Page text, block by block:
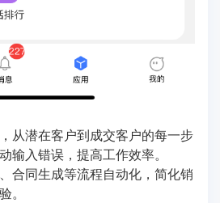
从潜在客户到成交客户的每一步
输入错误，提高工作效率。
合同生成等流程自动化，简化销
。